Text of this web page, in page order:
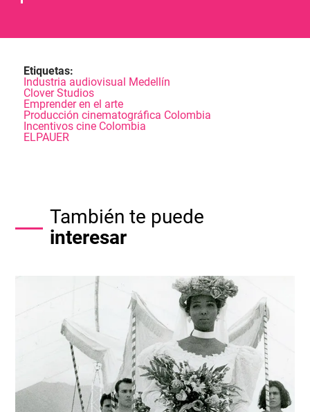
Etiquetas:
Industria audiovisual Medellín
Clover Studios
Emprender en el arte
Producción cinematográfica Colombia
Incentivos cine Colombia
ELPAUER
También te puede
interesar